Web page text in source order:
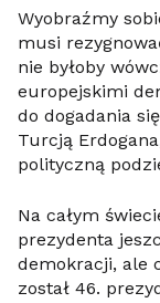
Wyobraźmy
musi
nie byłoby
europejskimi
do dogadania
Turcją
polityczną
Na całym
prezydenta
demokracji, ale
został 46.